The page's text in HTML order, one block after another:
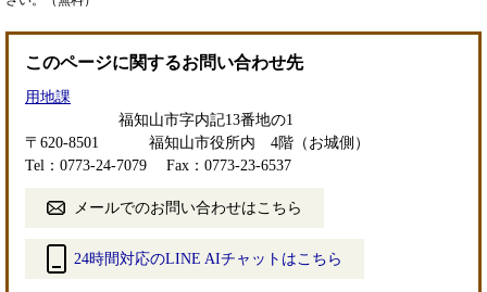
このページに関するお問い合わせ先
用地課
〒620-8501
福知山市字内記13番地の1
福知山市役所内 4階（お城側）
Tel：0773-24-7079
Fax：0773-23-6537
メールでのお問い合わせはこちら
24時間対応のLINE AIチャットはこちら